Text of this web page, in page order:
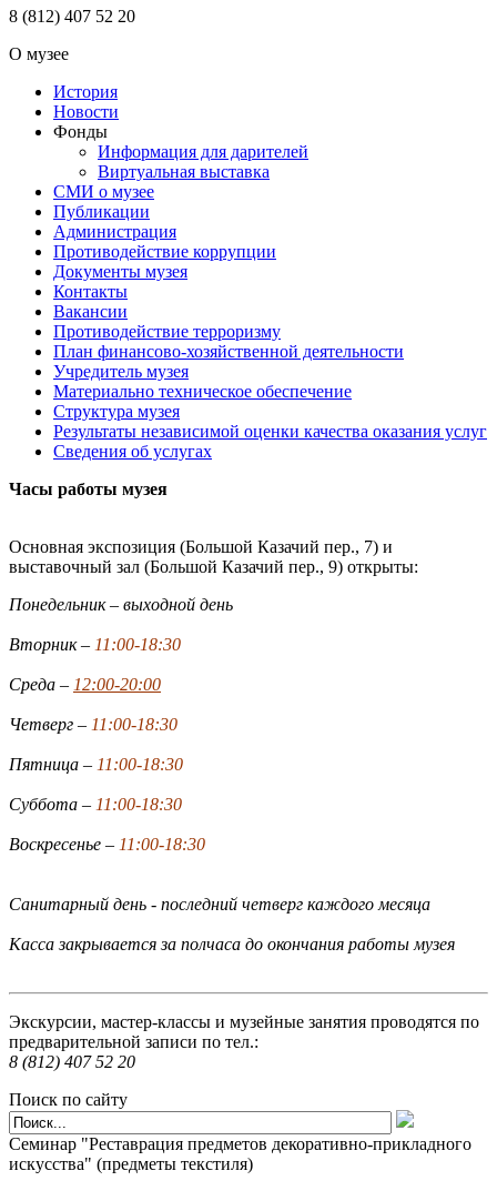
8 (812) 407 52 20
О музее
История
Новости
Фонды
Информация для дарителей
Виртуальная выставка
СМИ о музее
Публикации
Администрация
Противодействие коррупции
Документы музея
Контакты
Вакансии
Противодействие терроризму
План финансово-хозяйственной деятельности
Учредитель музея
Материально техническое обеспечение
Структура музея
Результаты независимой оценки качества оказания услуг
Сведения об услугах
Часы работы музея
Основная экспозиция (Большой Казачий пер., 7) и
выставочный зал (Большой Казачий пер., 9) открыты:
Понедельник – выходной день
Вторник – 11:00-18:30
Среда – 12:00-20:00
Четверг – 11:00-18:30
Пятница – 11:00-18:30
Суббота – 11:00-18:30
Воскресенье – 11:00-18:30
Санитарный день - последний четверг каждого месяца
Касса закрывается за полчаса до окончания работы музея
Экскурсии, мастер-классы и музейные занятия проводятся по
предварительной записи по тел.:
8 (812) 407 52 20
Поиск по сайту
Семинар "Реставрация предметов декоративно-прикладного
искусства" (предметы текстиля)